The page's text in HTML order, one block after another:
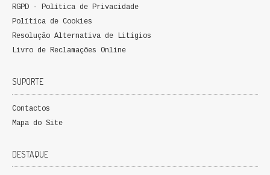
RGPD - Política de Privacidade
Política de Cookies
Resolução Alternativa de Litígios
Livro de Reclamações Online
SUPORTE
Contactos
Mapa do Site
DESTAQUE